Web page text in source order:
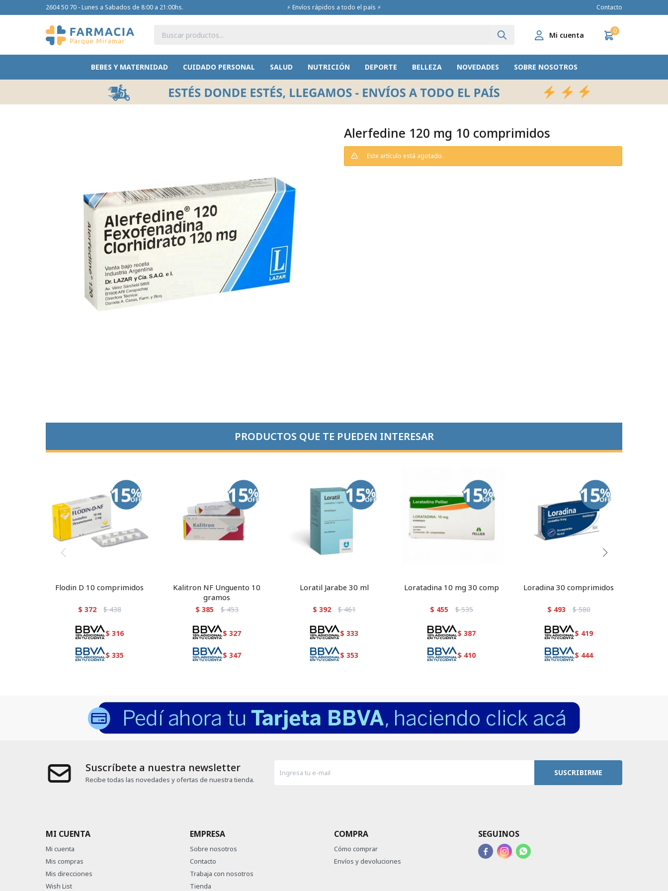
BEBES Y MATERNIDAD CUIDADO PERSONAL SALUD NUTRICIÓN DEPORTE BELLEZA NOVEDADES SOBRE NOSOTROS
0
2604 50 70 - Lunes a Sabados de 8:00 a 21:00hs. ⚡ Envíos rápidos a todo el país ⚡ Contacto
Alerfedine 120 mg 10 comprimidos
Este artículo está agotado.
PRODUCTOS QUE TE PUEDEN INTERESAR
Flodin D 10 comprimidos
$ 372 $ 438
$ 316
$ 335
Kalitron NF Unguento 10
gramos
$ 385 $ 453
$ 327
$ 347
Loratil Jarabe 30 ml
$ 392 $ 461
$ 333
$ 353
Loratadina 10 mg 30 comp
$ 455 $ 535
$ 387
$ 410
Loradina 30 comprimidos
$ 493 $ 580
$ 419
$ 444
Suscríbete a nuestra newsletter
Recibe todas las novedades y ofertas de nuestra tienda.
SUSCRIBIRME
MI CUENTA
Mi cuenta
Mis compras
Mis direcciones
Wish List
EMPRESA
Sobre nosotros
Contacto
Trabaja con nosotros
Tienda
COMPRA
Cómo comprar
Envíos y devoluciones
SEGUINOS
  